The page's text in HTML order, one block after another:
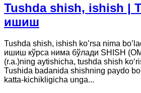
Tushda shish, ishish |
ишиш
Tushda shish, ishish ko’rsa nima
ишиш кўрса нима бўлади SHISH
(r.a.)ning aytishicha, tushda shish
Tushida badanida shishning paydo
katta-kichikligicha unga...